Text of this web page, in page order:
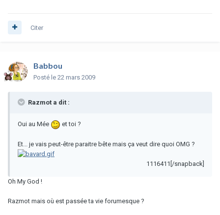
Citer
Babbou
Posté le 22 mars 2009
Razmot a dit :
Oui au Mée et toi ?
Et... je vais peut-être paraitre bête mais ça veut dire quoi OMG ?
1116411[/snapback]
Oh My God !
Razmot mais où est passée ta vie forumesque ?